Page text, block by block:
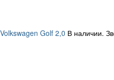
Golf 2,0 В наличии.